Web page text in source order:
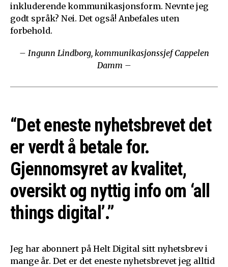
inkluderende kommunikasjonsform. Nevnte jeg
godt språk? Nei. Det også! Anbefales uten
forbehold.
– Ingunn Lindborg, kommunikasjonssjef Cappelen
Damm –
“Det eneste nyhetsbrevet det
er verdt å betale for.
Gjennomsyret av kvalitet,
oversikt og nyttig info om ‘all
things digital’.”
Jeg har abonnert på Helt Digital sitt nyhetsbrev i
mange år. Det er det eneste nyhetsbrevet jeg alltid